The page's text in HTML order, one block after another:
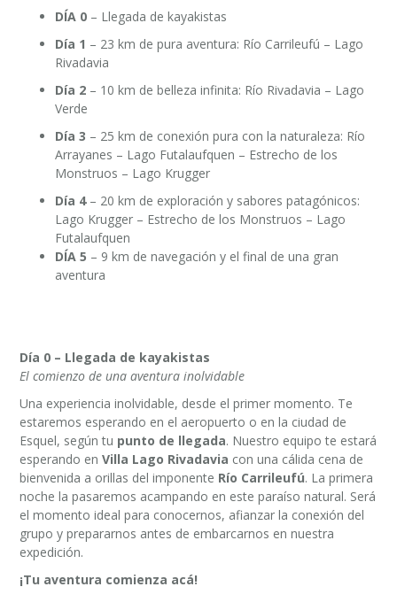
DÍA 0 – Llegada de kayakistas
Día 1 – 23 km de pura aventura: Río Carrileufú – Lago
Rivadavia
Día 2 – 10 km de belleza infinita: Río Rivadavia – Lago
Verde
Día 3 – 25 km de conexión pura con la naturaleza: Río
Arrayanes – Lago Futalaufquen – Estrecho de los
Monstruos – Lago Krugger
Día 4– 20 km de exploración y sabores patagónicos:
Lago Krugger – Estrecho de los Monstruos – Lago
Futalaufquen
DÍA 5 – 9 km de navegación y el final de una gran
aventura
Día 0 – Llegada de kayakistas
El comienzo de una aventura inolvidable
Una experiencia inolvidable, desde el primer momento. Te
estaremos esperando en el aeropuerto o en la ciudad de
Esquel, según tu punto de llegada. Nuestro equipo te estará
esperando enVilla Lago Rivadavia con una cálida cena de
bienvenida a orillas del imponente Río Carrileufú. La primera
noche la pasaremos acampando en este paraíso natural. Será
el momento ideal para conocernos, afianzar la conexión del
grupo y prepararnos antes de embarcarnos en nuestra
expedición.
¡Tu aventura comienza acá!